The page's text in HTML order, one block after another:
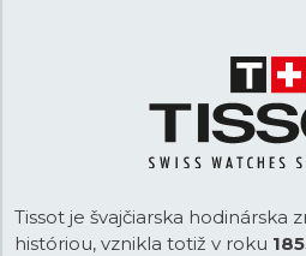
Tissot je švajčiarska hodinárska
históriou, vznikla totiž v roku